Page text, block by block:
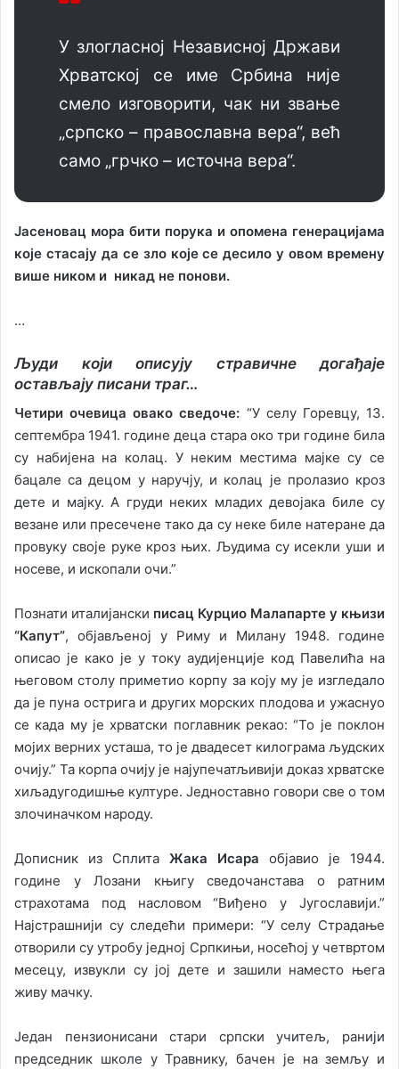
У злогласној Независној Држави
Хрватској се име Србина није
смело изговорити, чак ни звање
„српско – православна вера“, већ
само „грчко – источна вера“.
Јасеновац мора бити порука и опомена генерацијама
које стасају да се зло које се десило у овом времену
више ником и никад не понови.
…
Људи који описују стравичне догађаје
остављају писани траг…
Четири очевица овако сведоче: “У селу Горевцу, 13.
септембра 1941. године деца стара око три године била
су набијена на колац. У неким местима мајке су се
бацале са децом у наручју, и колац је пролазио кроз
дете и мајку. А груди неких младих девојака биле су
везане или пресечене тако да су неке биле натеране да
провуку своје руке кроз њих. Људима су исекли уши и
носеве, и ископали очи.”
Познати италијански писац Курцио Малапарте у књизи
“Капут”, објављеној у Риму и Милану 1948. године
описао је како је у току аудијенције код Павелића на
његовом столу приметио корпу за коју му је изгледало
да је пуна острига и других морских плодова и ужаснуо
се када му је хрватски поглавник рекао: “То је поклон
мојих верних усташа, то је двадесет килограма људских
очију.” Та корпа очију је најупечатљивији доказ хрватске
хиљадугодишње културе. Једноставно говори све о том
злочиначком народу.
Дописник из Сплита Жака Исара објавио је 1944.
године у Лозани књигу сведочанстава о ратним
страхотама под насловом “Виђено у Југославији.”
Најстрашнији су следећи примери: “У селу Страдање
отворили су утробу једној Српкињи, носећој у четвртом
месецу, извукли су јој дете и зашили наместо њега
живу мачку.
Један пензионисани стари српски учитељ, ранији
председник школе у Травнику, бачен је на земљу и